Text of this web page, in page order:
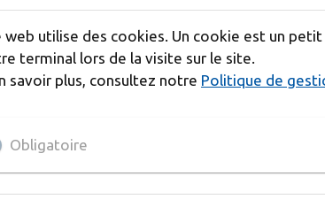
404 La page n'existe pas ou a été
web utilise des cookies. Un cookie est un
terminal lors de la visite sur le site.
savoir plus, consultez notre Politique de
Obligatoire